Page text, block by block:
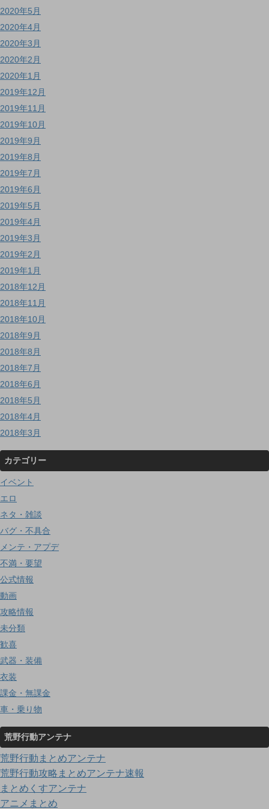
2020年5月
2020年4月
2020年3月
2020年2月
2020年1月
2019年12月
2019年11月
2019年10月
2019年9月
2019年8月
2019年7月
2019年6月
2019年5月
2019年4月
2019年3月
2019年2月
2019年1月
2018年12月
2018年11月
2018年10月
2018年9月
2018年8月
2018年7月
2018年6月
2018年5月
2018年4月
2018年3月
カテゴリー
イベント
エロ
ネタ・雑談
バグ・不具合
メンテ・アプデ
不満・要望
公式情報
動画
攻略情報
未分類
歓喜
武器・装備
衣装
課金・無課金
車・乗り物
荒野行動アンテナ
荒野行動まとめアンテナ
荒野行動攻略まとめアンテナ速報
まとめくすアンテナ
アニメまとめ